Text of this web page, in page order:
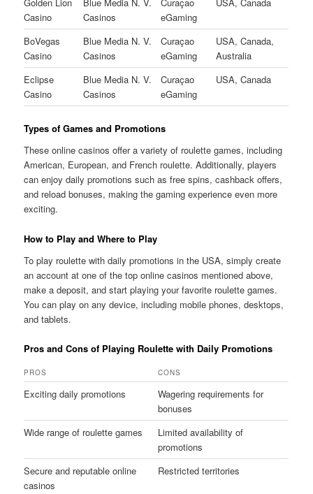
Casino
Casinos
eGaming
BoVegas
Casino
Blue Media N. V.
Casinos
Curaçao
eGaming
USA, Canada,
Australia
Eclipse
Casino
Blue Media N. V.
Casinos
Curaçao
eGaming
USA, Canada
Types of Games and Promotions
These online casinos offer a variety of roulette games, including
American, European, and French roulette. Additionally, players
can enjoy daily promotions such as free spins, cashback offers,
and reload bonuses, making the gaming experience even more
exciting.
How to Play and Where to Play
To play roulette with daily promotions in the USA, simply create
an account at one of the top online casinos mentioned above,
make a deposit, and start playing your favorite roulette games.
You can play on any device, including mobile phones, desktops,
and tablets.
Pros and Cons of Playing Roulette with Daily Promotions
PROS CONS
Exciting daily promotions
Wagering requirements for
bonuses
Wide range of roulette games
Limited availability of
promotions
Secure and reputable online
casinos
Restricted territories